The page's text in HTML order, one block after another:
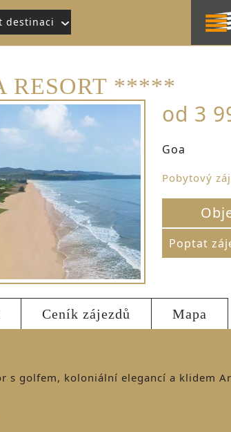
destinaci
RESORT *****
od 3
Goa
Pobytový
Poptat
Ceník zájezdů Mapa
s golfem, koloniální elegancí a klidem